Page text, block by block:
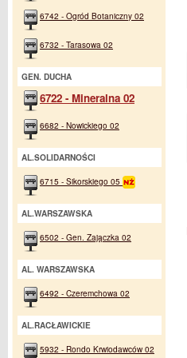
6742 - Ogród Botaniczny 02
6732 - Tarasowa 02
GEN. DUCHA
6722 - Mineralna 02
6682 - Nowickiego 02
AL.SOLIDARNOŚCI
6715 - Sikorskiego 05
AL.WARSZAWSKA
6502 - Gen. Zajączka 02
AL. WARSZAWSKA
6492 - Czeremchowa 02
AL.RACŁAWICKIE
5932 - Rondo Krwiodawców 02